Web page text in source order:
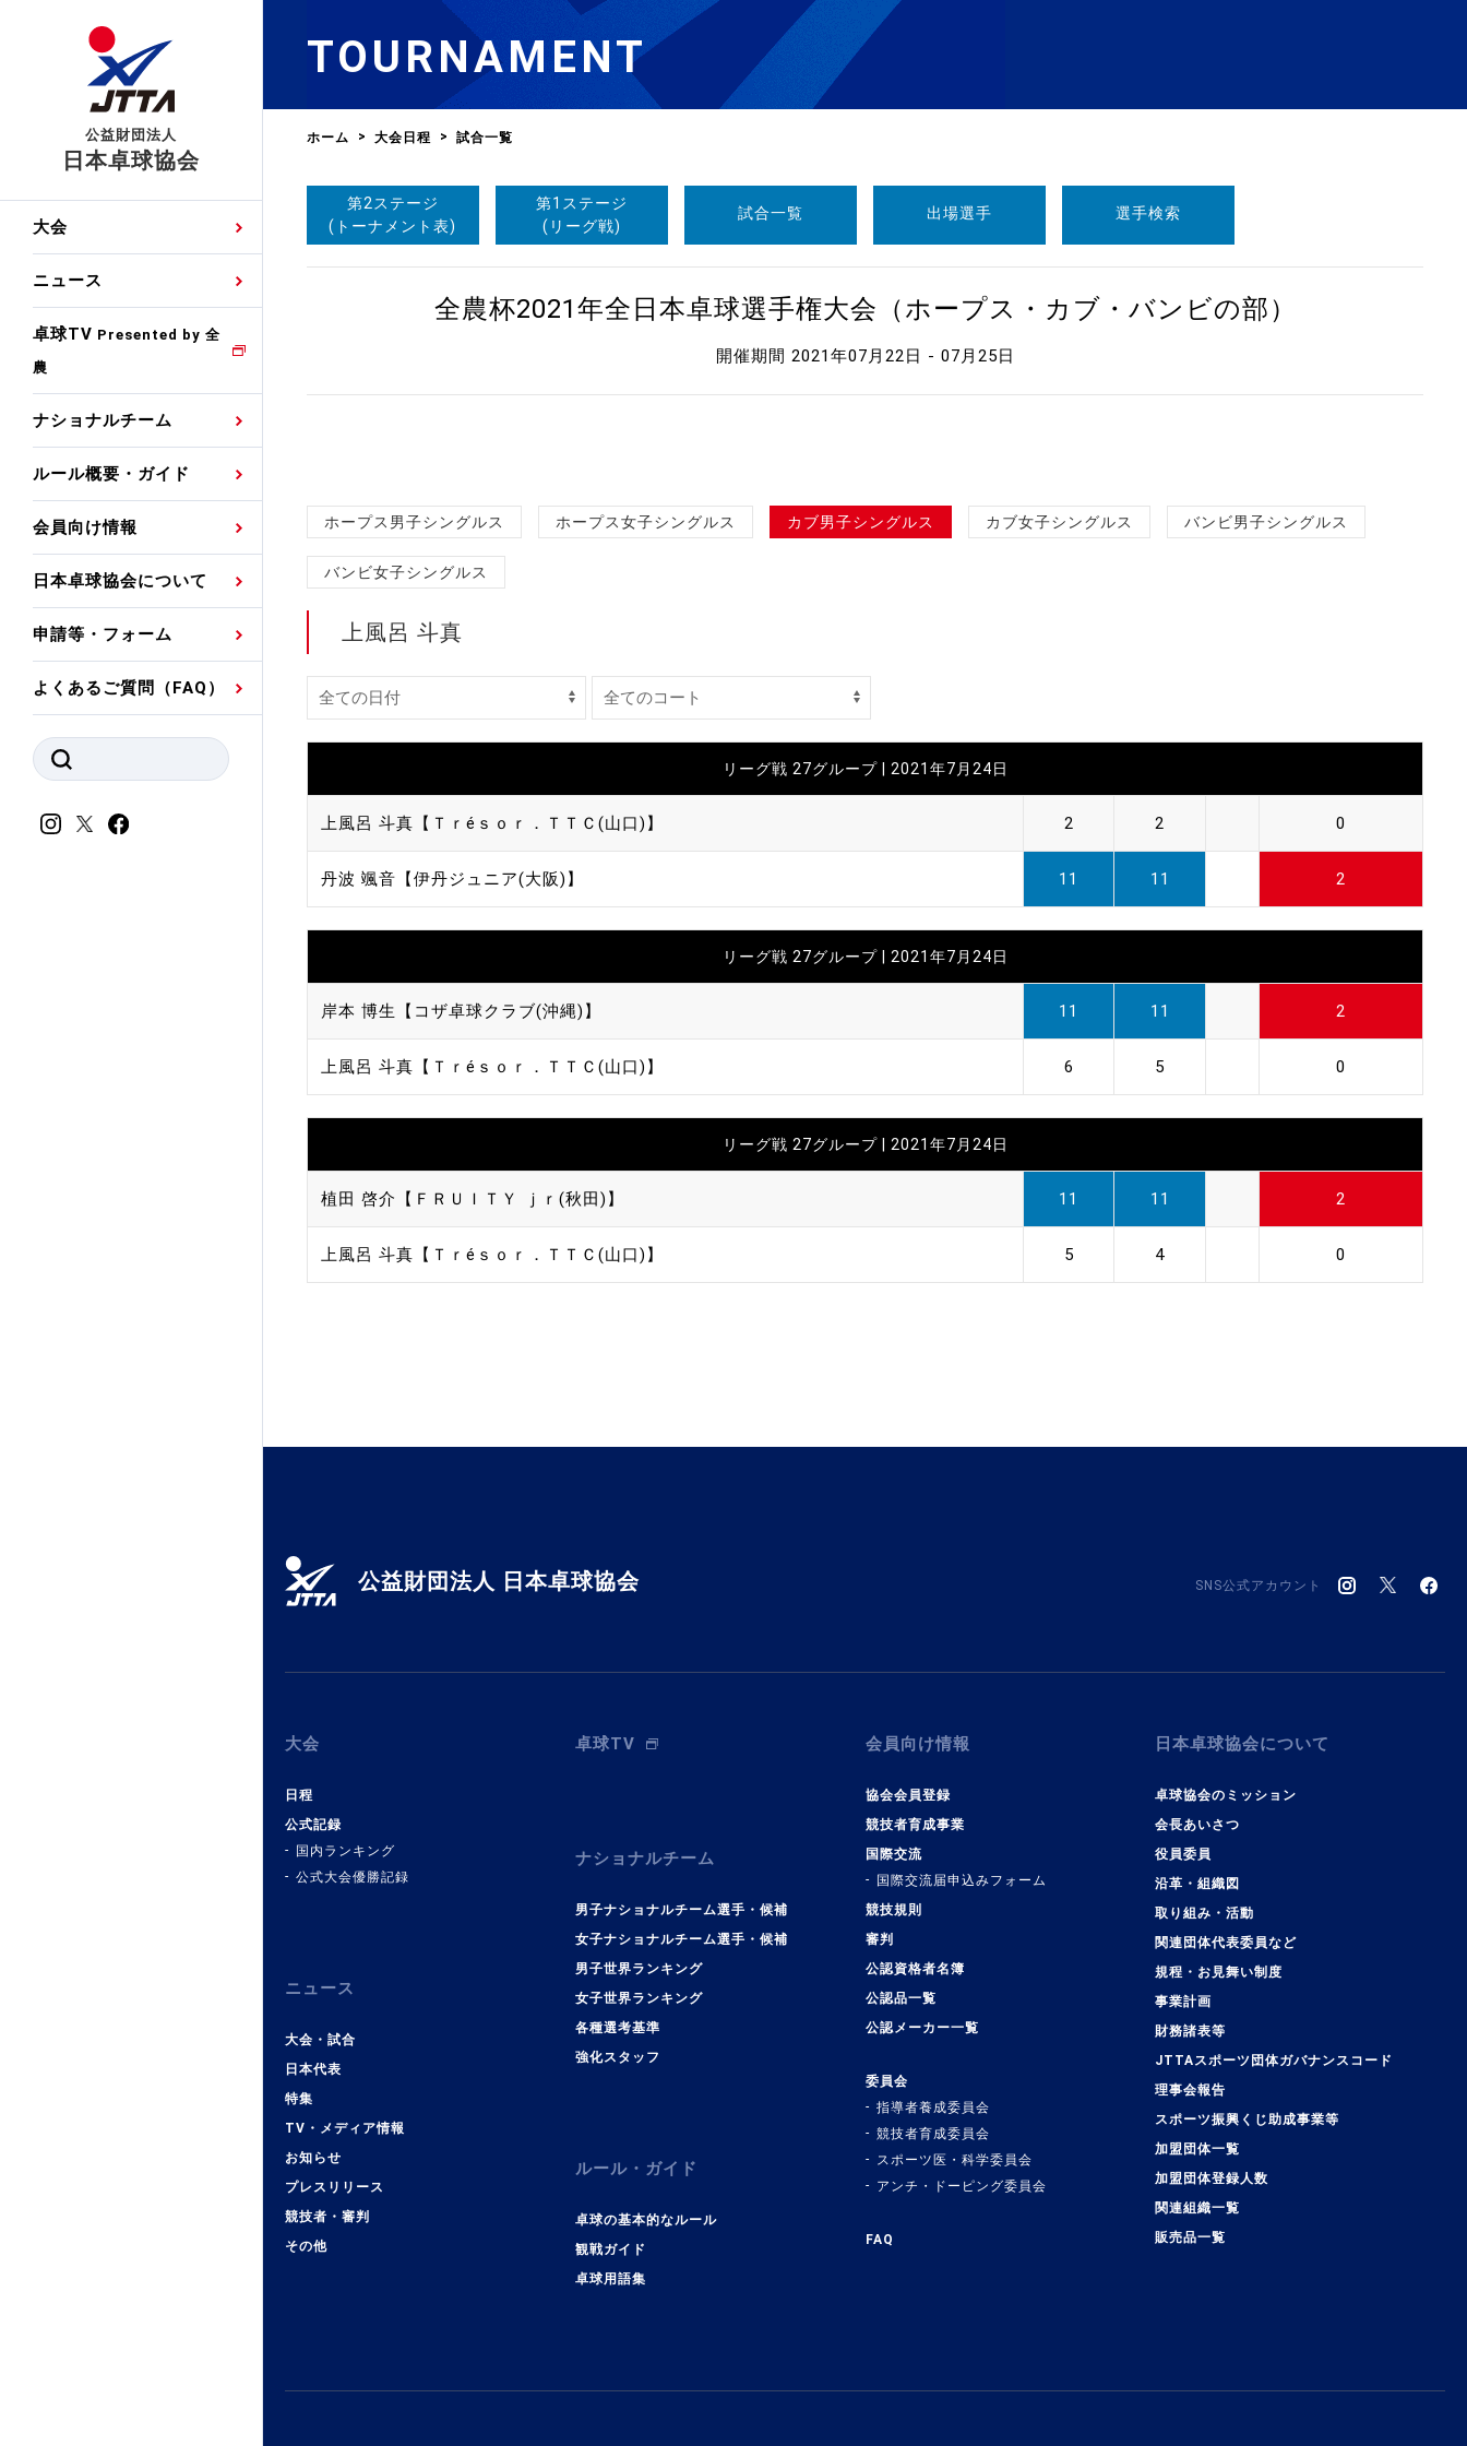
公益財団法人
日本卓球協会
大会 日程
ニュース
大会・試合
卓球TV Presented by 全
農
ナショナルチーム
男子ナショナルチーム選
手・候補
女子ナショナルチーム選
強化スタッフ
ルール概要・ガイド
卓球の基本的なルール
会員向け情報
協会会員登録
委員会
指導者養成委員会
スポーツ医・科学委員会
アンチ・ドーピング委員
会
日本卓球協会について
卓球協会のミッション
事業計画・事業報告
財務諸表等
理事会報告
スポーツ振興くじ助成事業
等
加盟団体登録人数
関連組織一覧
販売品一覧
申請等・フォーム
国際交流届申込みフォーム
審判員ネームプレート制作
申込
よくあるご質問（FAQ）
TOURNAMENT
ホーム 大会日程 試合一覧
第2ステージ
(トーナメント表)
第1ステージ
(リーグ戦)
試合一覧 出場選手 選手検索
全農杯2021年全日本卓球選手権大会（ホープス・カブ・バンビの部）
開催期間 2021年07月22日 - 07月25日
ホープス男子シングルス ホープス女子シングルス カブ男子シングルス カブ女子シングルス バンビ男子シングルス
バンビ女子シングルス
上風呂 斗真
リーグ戦 27グループ | 2021年7月24日
上風呂 斗真【Ｔｒéｓｏｒ．ＴＴＣ(山口)】 2 2 0
丹波 颯音【伊丹ジュニア(大阪)】 11 11 2
リーグ戦 27グループ | 2021年7月24日
岸本 博生【コザ卓球クラブ(沖縄)】 11 11 2
上風呂 斗真【Ｔｒéｓｏｒ．ＴＴＣ(山口)】 6 5 0
リーグ戦 27グループ | 2021年7月24日
植田 啓介【ＦＲＵＩＴＹ ｊｒ(秋田)】 11 11 2
上風呂 斗真【Ｔｒéｓｏｒ．ＴＴＣ(山口)】 5 4 0
公益財団法人 日本卓球協会 SNS公式アカウント
大会
日程
公式記録
国内ランキング
公式大会優勝記録
ニュース
大会・試合
日本代表
特集
TV・メディア情報
お知らせ
プレスリリース
競技者・審判
その他
卓球TV
ナショナルチーム
男子ナショナルチーム選手・候補
女子ナショナルチーム選手・候補
男子世界ランキング
女子世界ランキング
各種選考基準
強化スタッフ
ルール・ガイド
卓球の基本的なルール
観戦ガイド
卓球用語集
会員向け情報
協会会員登録
競技者育成事業
国際交流
国際交流届申込みフォーム
競技規則
審判
公認資格者名簿
公認品一覧
公認メーカー一覧
委員会
指導者養成委員会
競技者育成委員会
スポーツ医・科学委員会
アンチ・ドーピング委員会
FAQ
日本卓球協会について
卓球協会のミッション
会長あいさつ
役員委員
沿革・組織図
取り組み・活動
関連団体代表委員など
規程・お見舞い制度
事業計画
財務諸表等
JTTAスポーツ団体ガバナンスコード
理事会報告
スポーツ振興くじ助成事業等
加盟団体一覧
加盟団体登録人数
関連組織一覧
販売品一覧